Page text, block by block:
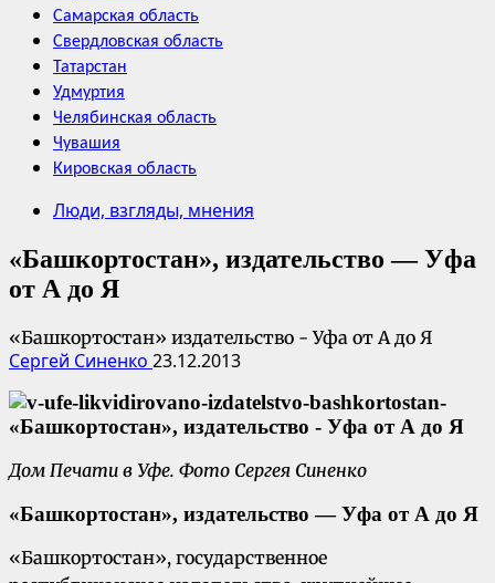
Самарская область
Свердловская область
Татарстан
Удмуртия
Челябинская область
Чувашия
Кировская область
Люди, взгляды, мнения
«Башкортостан», издательство — Уфа
от А до Я
«Башкортостан» издательство - Уфа от А до Я
Сергей Синенко 23.12.2013
Дом Печати в Уфе. Фото Сергея Синенко
«Башкортостан», издательство — Уфа от А до Я
«Башкортостан», государственное